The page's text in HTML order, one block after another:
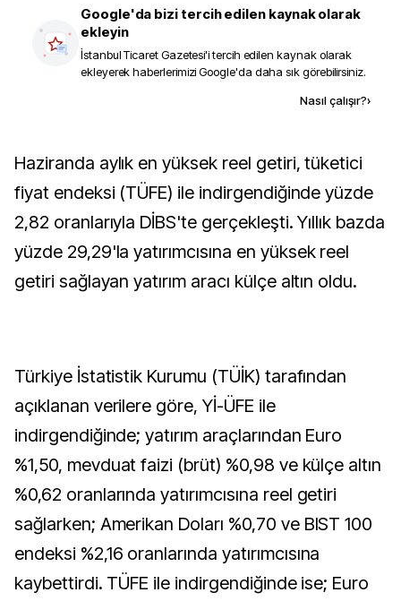
Google'da bizi tercih edilen kaynak olarak
ekleyin
İstanbul Ticaret Gazetesi'i tercih edilen kaynak olarak
ekleyerek haberlerimizi Google'da daha sık görebilirsiniz.
Nasıl çalışır?›
Haziranda aylık en yüksek reel getiri, tüketici
fiyat endeksi (TÜFE) ile indirgendiğinde yüzde
2,82 oranlarıyla DİBS'te gerçekleşti. Yıllık bazda
yüzde 29,29'la yatırımcısına en yüksek reel
getiri sağlayan yatırım aracı külçe altın oldu.
Türkiye İstatistik Kurumu (TÜİK) tarafından
açıklanan verilere göre, Yİ-ÜFE ile
indirgendiğinde; yatırım araçlarından Euro
%1,50, mevduat faizi (brüt) %0,98 ve külçe altın
%0,62 oranlarında yatırımcısına reel getiri
sağlarken; Amerikan Doları %0,70 ve BIST 100
endeksi %2,16 oranlarında yatırımcısına
kaybettirdi. TÜFE ile indirgendiğinde ise; Euro